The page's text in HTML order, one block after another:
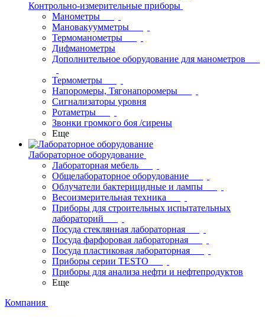
Контрольно-измерительные приборы
Манометры
Мановакуумметры
Термоманометры
Дифманометры
Дополнительное оборудование для манометров
Термометры
Напоромеры, Тягонапоромеры
Сигнализаторы уровня
Ротаметры
Звонки громкого боя /сирены
Еще
Лабораторное оборудование
Лабораторная мебель
Общелабораторное оборудование
Облучатели бактерицидные и лампы
Весоизмерительная техника
Приборы для строительных испытательных
лабораторий
Посуда стеклянная лабораторная
Посуда фарфоровая лабораторная
Посуда пластиковая лабораторная
Приборы серии TESTO
Приборы для анализа нефти и нефтепродуктов
Еще
Компания